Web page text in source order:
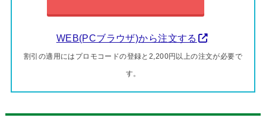
WEB(PCブラウザ)から注文する
割引の適用にはプロモコードの登録と2,200円以上の注文が必要で
す。